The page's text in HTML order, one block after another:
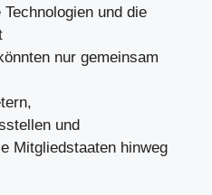
und die
nur gemeinsam
und
Mitgliedstaaten hinweg